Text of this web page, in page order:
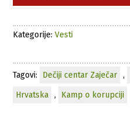
Kategorije:Vesti
Tagovi: Dečiji centar Zaječar ,
Hrvatska
, Kamp o korupciji